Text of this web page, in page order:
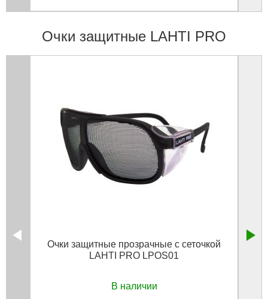
Очки защитные LAHTI PRO
Очки защитные прозрачные с сеточкой
LAHTI PRO LPOS01
В наличии